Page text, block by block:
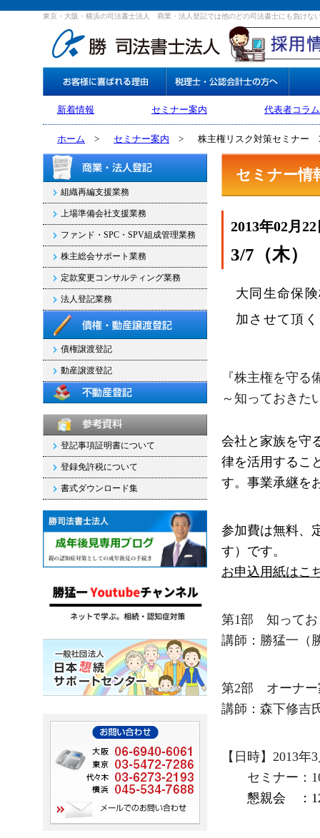
東京・大阪・横浜の司法書士法人 商業・法人登記では他のどの司法書士にも負けな
新着情報 セミナー案内 代表者コラム
ホーム > セミナー案内 > 株主権リスク対策セミナ
組織再編支援業務
上場準備会社支援業務
ファンド・SPC・SPV組成管理業務
株主総会サポート業務
定款変更コンサルティング業務
法人登記業務
債権譲渡登記
動産譲渡登記
登記事項証明書について
登録免許税について
書式ダウンロード集
セミナー情
2013年02月
3/7（木
大同生命保
加させて頂
『株主権を守る
～知っておきた
会社と家族を守
律を活用するこ
す。事業承継を
参加費は無料、
す）です。
お申込用紙はこ
第1部 知ってお
講師：勝猛一
第2部 オーナー
講師：森下修吉
【日時】2013
セミナー：
懇親会 ：